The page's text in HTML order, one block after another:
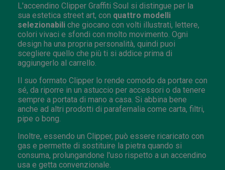
L'accendino Clipper Graffiti Soul si distingue per la
sua estetica street art, con quattro modelli
selezionabili che giocano con volti illustrati, lettere,
colori vivaci e sfondi con molto movimento. Ogni
design ha una propria personalità, quindi puoi
scegliere quello che più ti si addice prima di
aggiungerlo al carrello.
Il suo formato Clipper lo rende comodo da portare con
sé, da riporre in un astuccio per accessori o da tenere
sempre a portata di mano a casa. Si abbina bene
anche ad altri prodotti di parafernalia come carta, filtri,
pipe o bong.
Inoltre, essendo un Clipper, può essere ricaricato con
gas e permette di sostituire la pietra quando si
consuma, prolungandone l'uso rispetto a un accendino
usa e getta convenzionale.